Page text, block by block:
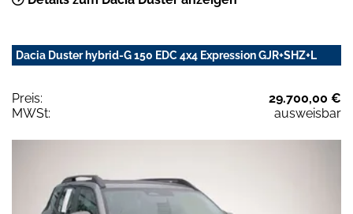
Dacia Duster hybrid-G 150 EDC 4x4 Expression GJR+SHZ+L
Preis:
29.700,00 €
MWSt:
ausweisbar